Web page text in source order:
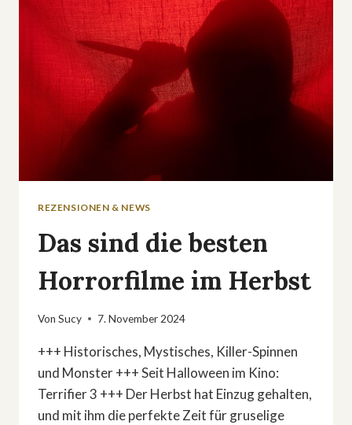
»FEAR
THE
WALKING
DEAD«
REZENSIONEN & NEWS
Das sind die besten
Horrorfilme im Herbst
Von Sucy 7. November 2024
+++ Historisches, Mystisches, Killer-Spinnen
und Monster +++ Seit Halloween im Kino:
Terrifier 3 +++ Der Herbst hat Einzug gehalten,
und mit ihm die perfekte Zeit für gruselige